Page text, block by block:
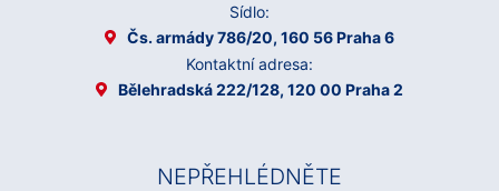
Sídlo:
Čs. armády 786/20, 160 56 Praha 6
Kontaktní adresa:
Bělehradská 222/128, 120 00 Praha 2
NEPŘEHLÉDNĚTE